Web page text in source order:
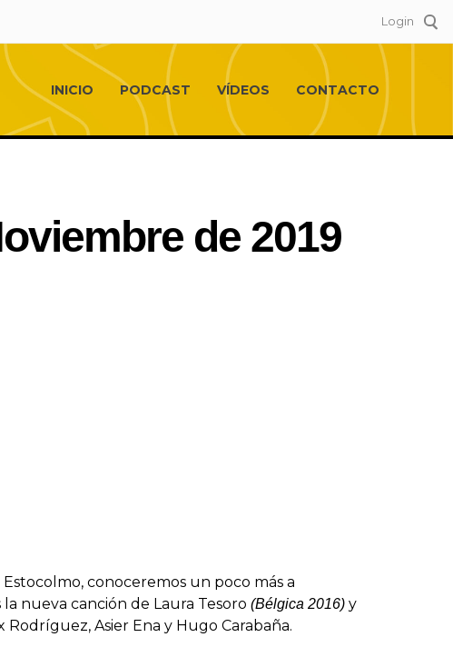
Login
INICIO PODCAST VÍDEOS CONTACTO
de 2019
conoceremos un poco más a
nueva canción de Laura Tesoro (Bélgica 2016) y
Asier Ena y Hugo Carabaña.